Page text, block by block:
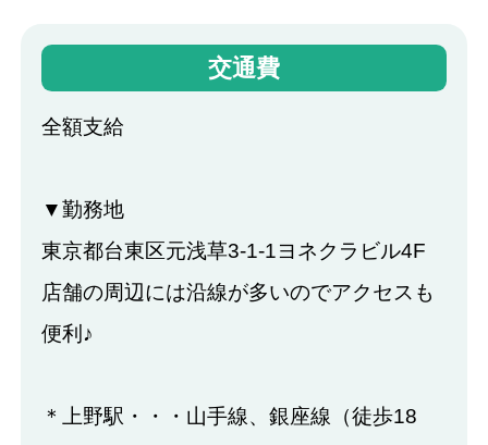
交通費
全額支給
▼勤務地
東京都台東区元浅草3-1-1ヨネクラビル4F
店舗の周辺には沿線が多いのでアクセスも
便利♪
＊上野駅・・・山手線、銀座線（徒歩18